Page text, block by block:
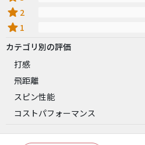
star 2
star 1
カテゴリ別の評価
打感
飛距離
スピン性能
コストパフォーマンス